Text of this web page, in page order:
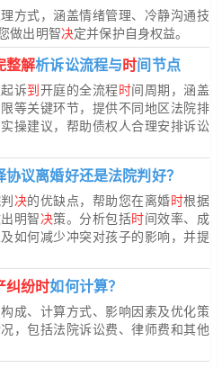
方式，涵盖情绪管理、冷静沟通技
做出明智决定并保护自身权益。
整解析诉讼流程与时间节点
诉到开庭的全流程时间周期，涵盖
等关键环节，提供不同地区法院排
操建议，帮助债权人合理安排诉讼
协议离婚好还是法院判好？
决的优缺点，帮助您在离婚时根据
明智决策。分析包括时间效率、成
如何减少冲突对孩子的影响，并提
纠纷时如何计算？
成、计算方式、影响因素及优化策
，包括法院诉讼费、律师费和其他